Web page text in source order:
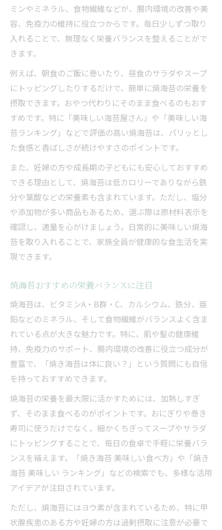
ミンやミネラル、食物繊維などが、腸内環境の改善や美
容、免疫力の維持に役立つからです。毎日少しずつ取り
入れることで、無理なく栄養バランスを整えることがで
きます。
例えば、朝食のご飯に巻いたり、昼食のサラダやスープ
にトッピングしたりするだけで、簡単に焼海苔の栄養を
摂取できます。おやつ代わりにそのまま食べるのもおす
すめです。特に「美味しい海苔屋さん」や「美味しい海
苔ランキング」などで評価の高い焼海苔は、パリッとし
た食感と香ばしさが続けやすさのポイントです。
また、妊婦の方や成長期の子どもにも安心しておすすめ
できる理由として、焼海苔は低カロリーでありながら鉄
分や葉酸などの栄養素も含まれています。ただし、塩分
や添加物が多い商品もあるため、選ぶ際は原材料表示を
確認し、適量を心がけましょう。日常的に美味しい焼海
苔を取り入れることで、家族全員が健康的な食生活を実
現できます。
焼海苔おすすめの栄養バランスに注目
焼海苔は、ビタミンA・B群・C、カルシウム、鉄分、亜
鉛などのミネラル、そして食物繊維がバランスよく含ま
れている点が大きな魅力です。特に、肌や髪の健康維
持、免疫力のサポート、腸内環境の改善に役立つ成分が
豊富で、「焼き海苔は体に良い？」という質問にも自信
を持っておすすめできます。
焼海苔の栄養を最大限に活かすためには、加熱しすぎ
ず、そのまま食べるのがポイントです。おにぎりや巻き
寿司に使うだけでなく、細かくちぎってスープやサラダ
にトッピングすることで、毎日の食卓で手軽に栄養バラ
ンスを補えます。「焼き海苔 美味しい食べ方」や「焼き
海苔 美味しい ランキング」などの検索でも、多様な活用
アイデアが注目されています。
ただし、焼海苔にはヨウ素が含まれているため、特に甲
状腺疾患のある方や妊婦の方は過剰摂取に注意が必要で